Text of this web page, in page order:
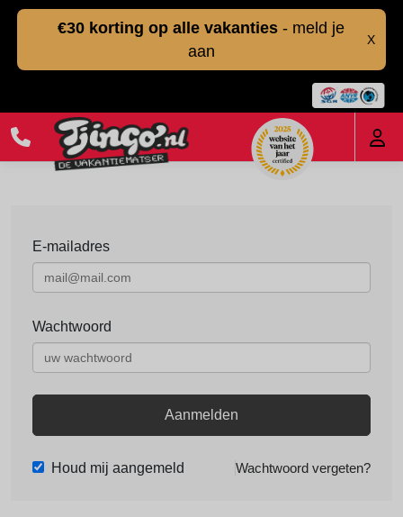
€30 korting op alle vakanties - meld je
aan
X
E-mailadres
Wachtwoord
Aanmelden
Houd mij aangemeld Wachtwoord vergeten?